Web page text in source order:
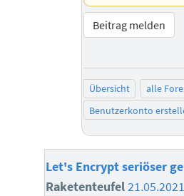
Beitrag melden
Übersicht alle
Benutzerkonto
Let's Encrypt seriöser
Raketenteufel